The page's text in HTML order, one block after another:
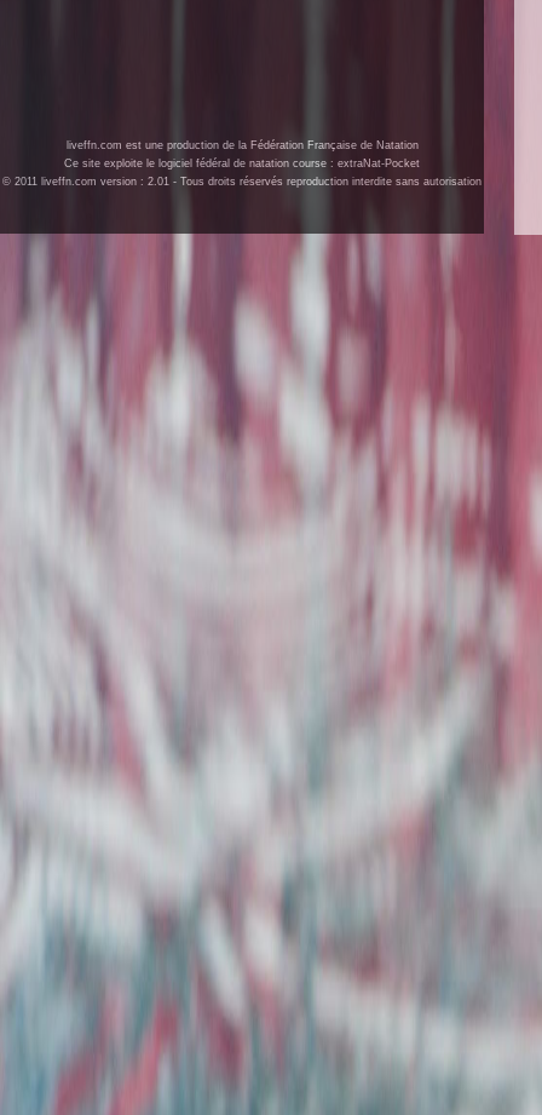
liveffn.com est une production de la Fédération Française de Natation
Ce site exploite le logiciel fédéral de natation course : extraNat-Pocket
© 2011 liveffn.com version : 2.01 - Tous droits réservés reproduction interdite sans autorisation